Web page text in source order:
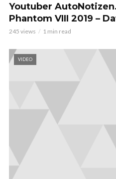
Youtuber
Phantom VIII 2019 –
245 views 1 min read
VIDEO